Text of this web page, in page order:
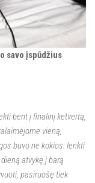
savo įspūdžius
bent į finalinį ketvertą,
vieną,
buvo ne kokios: lenkti
atvykę į barą
pasiruošę tiek